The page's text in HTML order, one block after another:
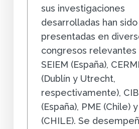
sus investigaciones
desarrolladas han sido
presentadas en
congresos relevantes
SEIEM (España),
(Dublín y Utrecht,
respectivamente),
(España), PME (Chile)
(CHILE). Se